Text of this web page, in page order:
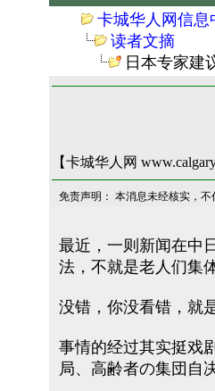
卡城华人网信息
读者文摘
日本专家建
【卡城华人网
免责声明： 本消息未经核实，不
最近，一则新闻在中
法，不就是老人们集
没错，你没看错，就
事情的经过其实挺戏
局、高齢者の集団自